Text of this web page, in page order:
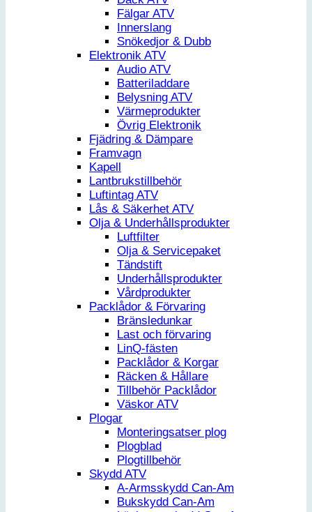
Fälgar ATV
Innerslang
Snökedjor & Dubb
Elektronik ATV
Audio ATV
Batteriladdare
Belysning ATV
Värmeprodukter
Övrig Elektronik
Fjädring & Dämpare
Framvagn
Kapell
Lantbrukstillbehör
Luftintag ATV
Lås & Säkerhet ATV
Olja & Underhållsprodukter
Luftfilter
Olja & Servicepaket
Tändstift
Underhållsprodukter
Vårdprodukter
Packlådor & Förvaring
Bränsledunkar
Last och förvaring
LinQ-fästen
Packlådor & Korgar
Räcken & Hållare
Tillbehör Packlådor
Väskor ATV
Plogar
Monteringsatser plog
Plogblad
Plogtillbehör
Skydd ATV
A-Armsskydd Can-Am
Bukskydd Can-Am